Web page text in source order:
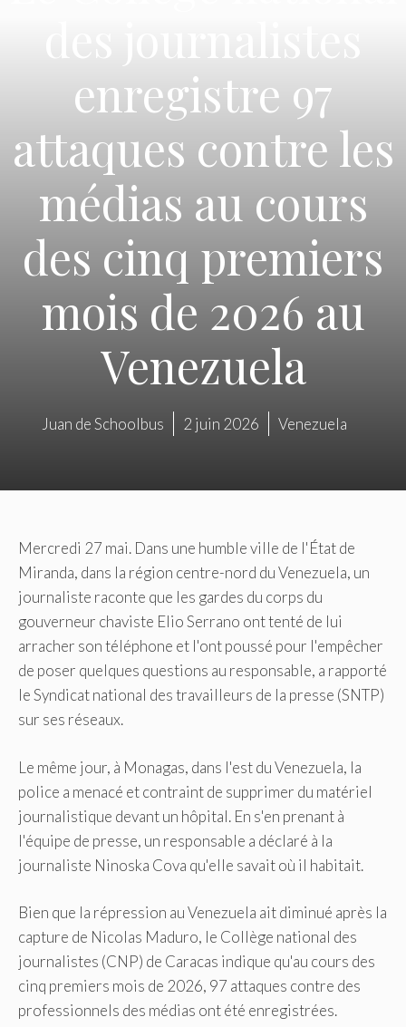
enregistre 97
attaques contre les
médias au cours
des cinq premiers
mois de 2026 au
Venezuela
Juan de Schoolbus 2 juin 2026 Venezuela
Mercredi 27 mai. Dans une humble ville de l'État de
Miranda, dans la région centre-nord du Venezuela, un
journaliste raconte que les gardes du corps du
gouverneur chaviste Elio Serrano ont tenté de lui
arracher son téléphone et l'ont poussé pour l'empêcher
de poser quelques questions au responsable, a rapporté
le Syndicat national des travailleurs de la presse (SNTP)
sur ses réseaux.
Le même jour, à Monagas, dans l'est du Venezuela, la
police a menacé et contraint de supprimer du matériel
journalistique devant un hôpital. En s'en prenant à
l'équipe de presse, un responsable a déclaré à la
journaliste Ninoska Cova qu'elle savait où il habitait.
Bien que la répression au Venezuela ait diminué après la
capture de Nicolas Maduro, le Collège national des
journalistes (CNP) de Caracas indique qu'au cours des
cinq premiers mois de 2026, 97 attaques contre des
professionnels des médias ont été enregistrées.